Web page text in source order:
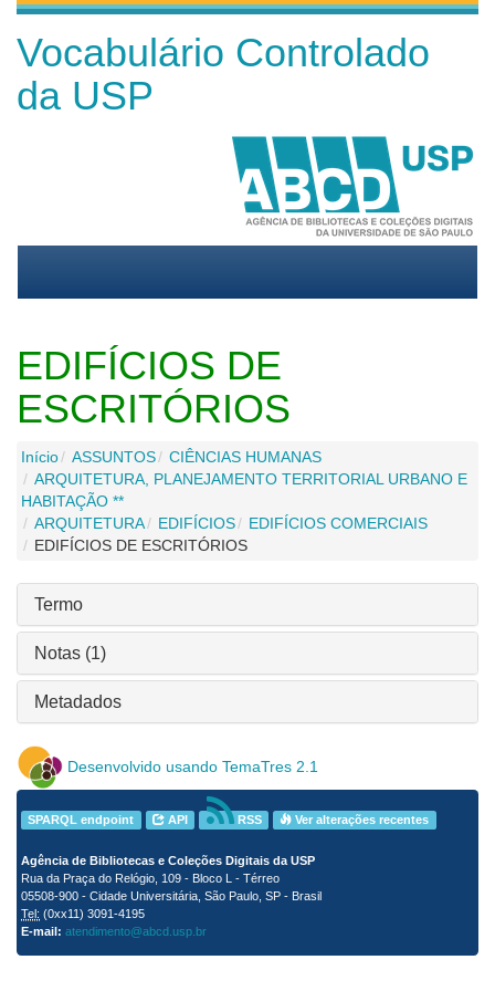
Vocabulário Controlado
da USP
EDIFÍCIOS DE
ESCRITÓRIOS
Início ASSUNTOS
CIÊNCIAS HUMANAS
ARQUITETURA, PLANEJAMENTO TERRITORIAL URBANO E
HABITAÇÃO **
ARQUITETURA
EDIFÍCIOS
EDIFÍCIOS COMERCIAIS
EDIFÍCIOS DE ESCRITÓRIOS
Termo
Notas (1)
Metadados
Desenvolvido usando TemaTres 2.1
SPARQL endpoint API RSS Ver alterações recentes
Agência de Bibliotecas e Coleções Digitais da USP
Rua da Praça do Relógio, 109 - Bloco L - Térreo
05508-900 - Cidade Universitária, São Paulo, SP - Brasil
Tel: (0xx11) 3091-4195
E-mail: atendimento@abcd.usp.br